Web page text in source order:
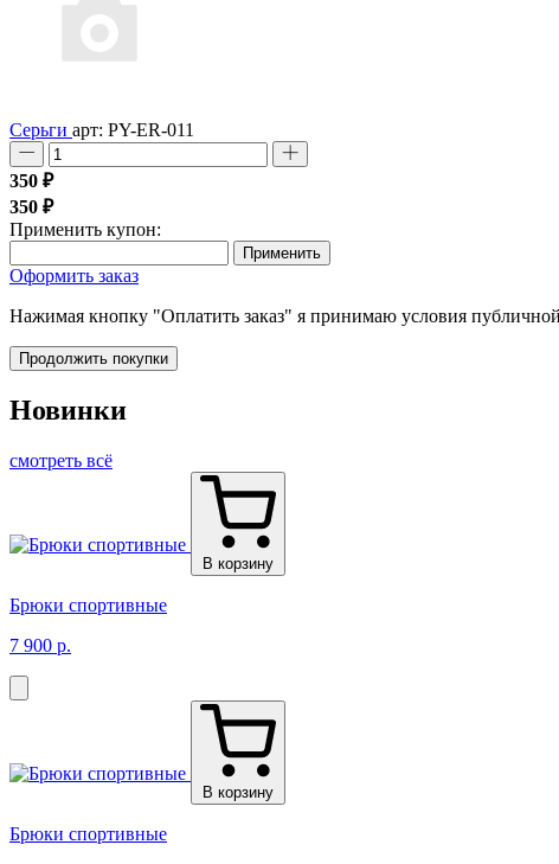
Серьги арт: PY-ER-011
350 ₽
350 ₽
Применить купон:
Применить
Оформить заказ
Нажимая кнопку "Оплатить заказ" я принимаю условия
Продолжить покупки
Новинки
смотреть всё
В корзину
Брюки спортивные
7 900 р.
В корзину
Брюки спортивные